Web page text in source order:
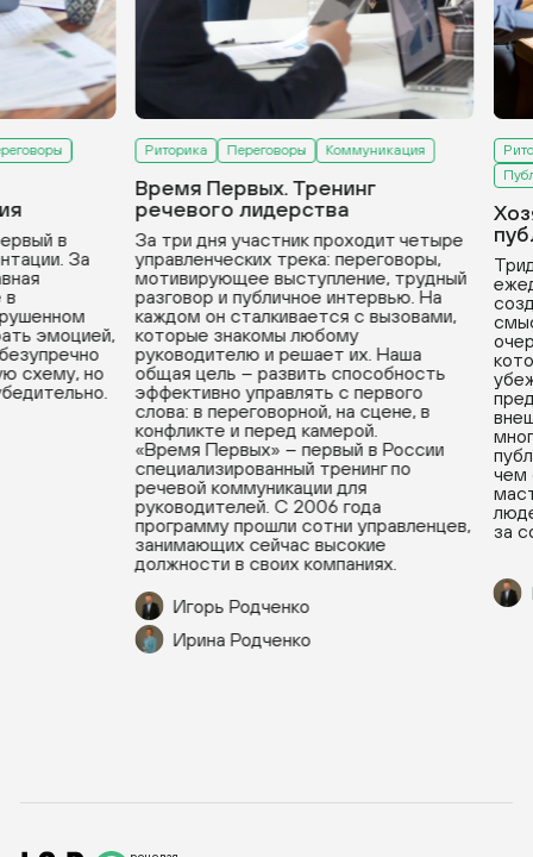
в
За
эмоцией,
схему, но
Риторика Переговоры Коммуникация
Время Первых. Тренинг
речевого лидерства
За три дня участник проходит четыре
управленческих трека: переговоры,
мотивирующее выступление, трудный
разговор и публичное интервью. На
каждом он сталкивается с вызовами,
которые знакомы любому
руководителю и решает их. Наша
общая цель – развить способность
эффективно управлять с первого
слова: в переговорной, на сцене, в
конфликте и перед камерой.
«Время Первых» – первый в России
специализированный тренинг по
речевой коммуникации для
руководителей. С 2006 года
программу прошли сотни управленцев,
занимающих сейчас высокие
должности в своих компаниях.
Игорь Родченко
Ирина Родченко
чем
за